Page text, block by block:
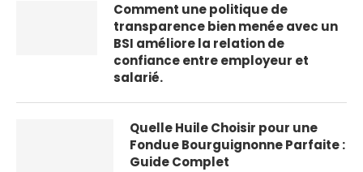
Comment une politique de
transparence bien menée avec un
BSI améliore la relation de
confiance entre employeur et
salarié.
Quelle Huile Choisir pour une
Fondue Bourguignonne Parfaite :
Guide Complet